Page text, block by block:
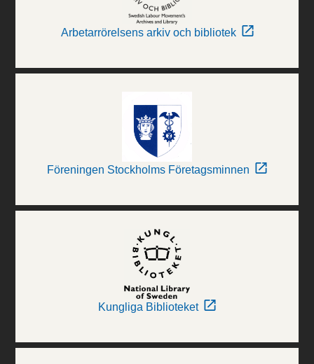
Arbetarrörelsens arkiv och bibliotek
Föreningen Stockholms Företagsminnen
Kungliga Biblioteket